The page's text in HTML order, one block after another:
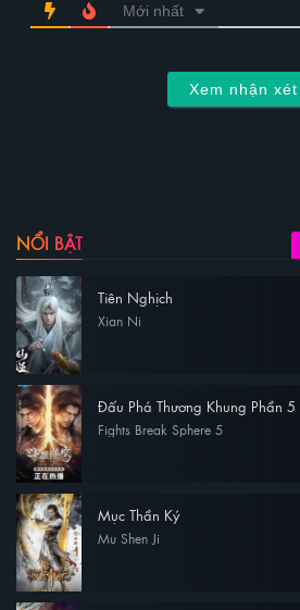
Mới nhất
Xem nhận xét
NỔI BẬT
Tiên Nghịch
Xian Ni
Đấu Phá Thương Khung Phần 5
Fights Break Sphere 5
Mục Thần Ký
Mu Shen Ji